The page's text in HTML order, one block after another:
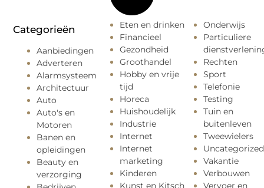
Categorieën
Aanbiedingen
Adverteren
Alarmsysteem
Architectuur
Auto
Auto's en
Motoren
Banen en
opleidingen
Beauty en
verzorging
Eten en drinken
Financieel
Gezondheid
Groothandel
Hobby en vrije
tijd
Horeca
Huishoudelijk
Industrie
Internet
Internet
marketing
Kinderen
Kunst en Kitsch
Onderwijs
Particuliere
Rechten
Sport
Telefonie
Testing
Tuin en
buitenleven
Tweewielers
Uncategorized
Vakantie
Verbouwen
Vervoer en